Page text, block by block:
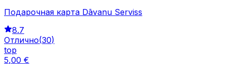
Подарочная карта Dāvanu Serviss
8.7
Отлично(30)
top
5,00 €